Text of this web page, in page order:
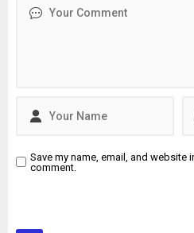
Save my name, email, and website
comment.